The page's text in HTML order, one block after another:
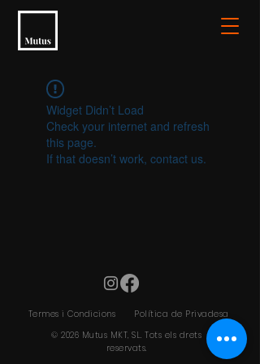
Widget Didn’t Load
Check your internet and refresh
this page.
If that doesn’t work, contact us.
Termes i Condicions
Política de Privadesa
© 2026 Mutus MKT, SL. Tots els drets
reservats.